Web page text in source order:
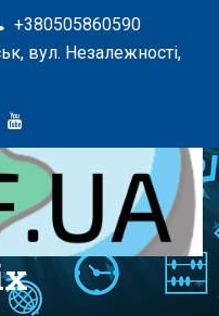
+380505860590
вул. Незалежності,